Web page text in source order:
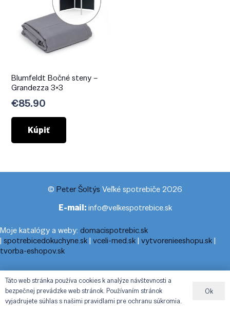
Blumfeldt Bočné steny –
Grandezza 3×3
€85.90
Kúpiť
© Peter Šoltýs Veľké spotrebiče 2026
E-mail:info@velkespotrebice.sk
Moje katalógy a weby: domacispotrebic.sk
| spotrebicedokuchyne.sk| vceli-med.sk| vytvorenieeshopu.sk|
tvorba-eshopov.sk
Moje blogy:cestovnyporiadok.eu|pracanadoma.net|telefonny-
zoznam-podla-cisla.sk |praca-z-domu-na-pc.sk|dnesny-
horoskop.sk|cestuj-dovolenkuj.sk|cestovny-poriadok.eu
Táto web stránka používa cookies k analýze návštevnosti a
bezpečnej prevádzke web stránok. Používaním stránok
vyjadrujete súhlas s našimi pravidlami pre ochranu súkromia.
Ok